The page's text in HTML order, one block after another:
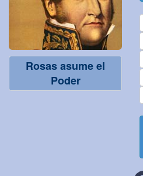
Rosas asume el
Poder